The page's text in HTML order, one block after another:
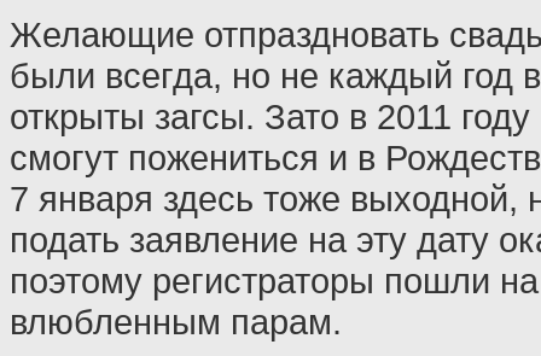
Желающие отпраздновать
были всегда, но не каждый год
открыты загсы. Зато в 2011
смогут пожениться и в
7 января здесь тоже
подать заявление на эту дату
поэтому регистраторы пошли
влюбленным парам.